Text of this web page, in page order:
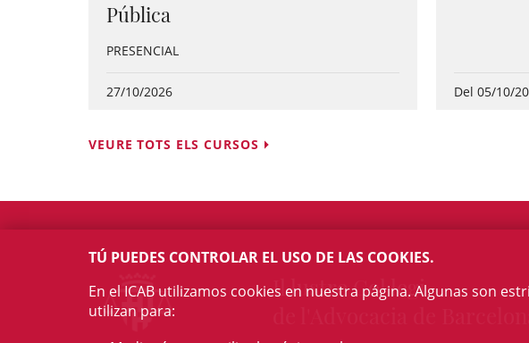
Pública
PRESENCIAL
27/10/2026 Del 05/10/
VEURE TOTS ELS CURSOS
Il·lustre Col·legi
TÚ PUEDES CONTROLAR EL USO DE LAS COOKIES.
En el ICAB utilizamos cookies en nuestra página. Algunas son
utilizan para: